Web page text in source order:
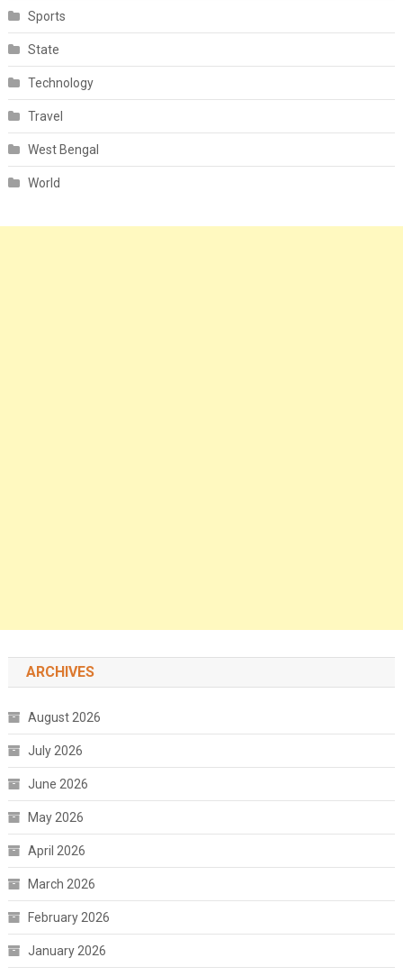
Sports
State
Technology
Travel
West Bengal
World
ARCHIVES
August 2026
July 2026
June 2026
May 2026
April 2026
March 2026
February 2026
January 2026